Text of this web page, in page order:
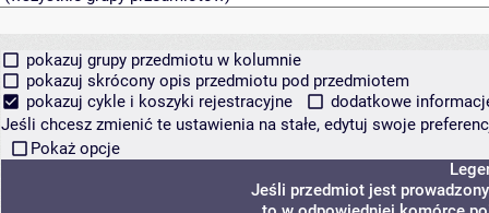
pokazuj grupy przedmiotu w kolumnie
pokazuj skrócony opis przedmiotu pod przedmiotem
pokazuj cykle i koszyki rejestracyjne
dodatkowe
Jeśli chcesz zmienić te ustawienia na stałe, edytuj swoje
Pokaż opcje
Jeśli przedmiot jest